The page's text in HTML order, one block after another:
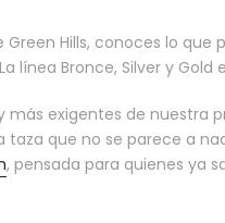
Hills, conoces lo
línea Bronce, Silver y Gold
exigentes de nuestra
que no se parece a
, pensada para quienes ya